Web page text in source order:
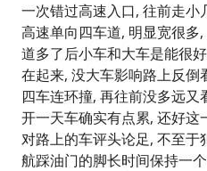
一次错过高速入口, 往前走小
高速单向四车道, 明显宽很多
道多了后小车和大车是能很
在起来, 没大车影响路上反倒
四车连环撞, 再往前没多远
开一天车确实有点累, 还好
对路上的车评头论足, 不至于
航踩油门的脚长时间保持一